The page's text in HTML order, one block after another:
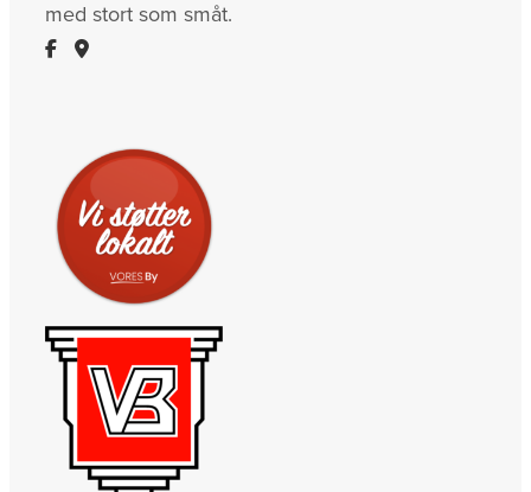
med stort som småt.